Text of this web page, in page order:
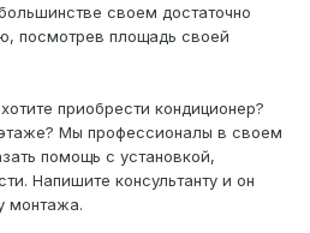
своем достаточно
посмотрев площадь своей
приобрести кондиционер?
Мы профессионалы в своем
помощь с установкой,
Напишите консультанту и он
монтажа.